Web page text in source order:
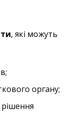
, які можуть
органу;